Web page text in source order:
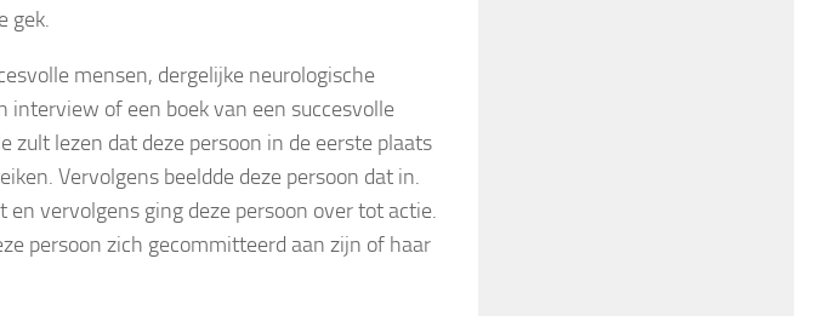
gek.
mensen, dergelijke neurologische
interview of een boek van een succesvolle
zult lezen dat deze persoon in de eerste plaats
Vervolgens beeldde deze persoon dat in.
vervolgens ging deze persoon over tot actie.
persoon zich gecommitteerd aan zijn of haar